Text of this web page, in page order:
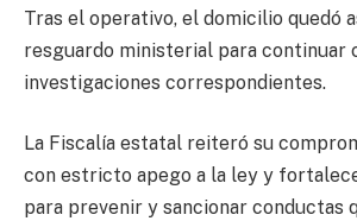
Tras el operativo, el domicilio quedó
resguardo ministerial para continuar
investigaciones correspondientes.
La Fiscalía estatal reiteró su
con estricto apego a la ley y
para prevenir y sancionar conductas